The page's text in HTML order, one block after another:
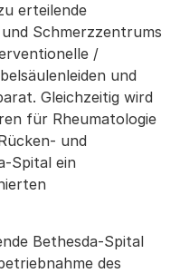
erteilende
Schmerzzentrums
/
und
Gleichzeitig wird
für Rheumatologie
und
Spital ein
Bethesda-Spital
des